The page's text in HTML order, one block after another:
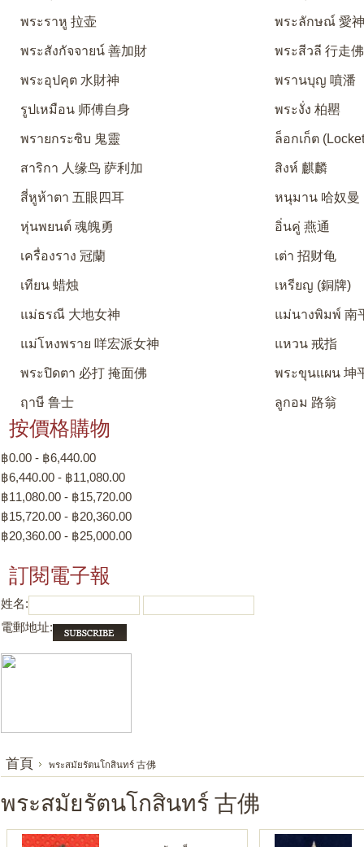
พระราหู 拉壶 พระลักษณ์ 愛
พระสังกัจจายน์ 善加財 พระสีวลี 行走佛
พระอุปคุต 水財神 พรานบุญ 噴潘
รูปเหมือน 师傅自身 พระงั่ง 柏罌
พรายกระซิบ 鬼靈 ล็อกเก็ต
สาริกา 人缘鸟 萨利加 สิงห์ 麒麟
สี่หูห้าตา 五眼四耳 หนุมาน 哈奴曼
หุ่นพยนต์ 魂魄勇 อิ่นคู่ 燕通
เครื่องราง 冠蘭 เต่า 招财龟
เทียน 蜡烛 เหรียญ (銅牌)
แม่ธรณี 大地女神 แม่นางพิมพ์ 南
แม่โหงพราย 咩宏派女神 แหวน 戒指
พระปิดตา 必打 掩面佛 พระขุนแผน 坤
ฤาษี 鲁士 ลูกอม 路翁
按價格購物
฿0.00 - ฿6,440.00
฿6,440.00 - ฿11,080.00
฿11,080.00 - ฿15,720.00
฿15,720.00 - ฿20,360.00
฿20,360.00 - ฿25,000.00
訂閱電子報
姓名:
電郵地址:
首頁 พระสมัยรัตนโกสินทร์ 古佛
พระสมัยรัตนโกสินทร์ 古佛